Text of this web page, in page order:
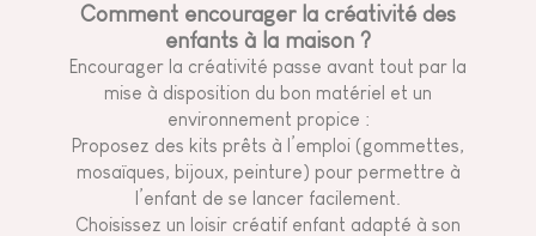
Comment encourager la créativité des
enfants à la maison ?
Encourager la créativité passe avant tout par la
mise à disposition du bon matériel et un
environnement propice :
Proposez des kits prêts à l’emploi (gommettes,
mosaïques, bijoux, peinture) pour permettre à
l’enfant de se lancer facilement.
Choisissez un loisir créatif enfant adapté à son